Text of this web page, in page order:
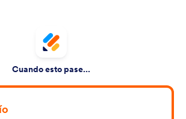
Cuando esto pase...